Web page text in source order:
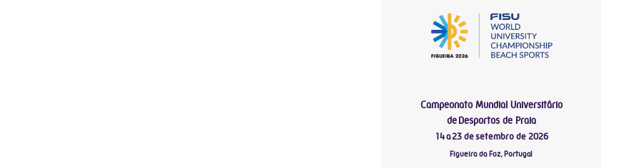
Campeonato Mundial Universitário
de Desportos de Praia
14 a 23 de setembro de 2026
Figueira da Foz, Portugal